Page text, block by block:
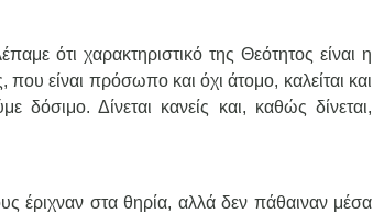
ότι χαρακτηριστικό της Θεότητος είναι η
είναι πρόσωπο και όχι άτομο, καλείται και
Δίνεται κανείς και, καθώς δίνεται,
έριχναν στα θηρία, αλλά δεν πάθαιναν μέσα